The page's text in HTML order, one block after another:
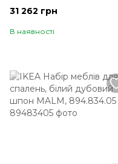
31 262 грн
В наявності